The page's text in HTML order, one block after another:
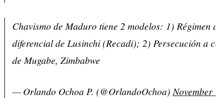
Chavismo de Maduro tiene 2 modelos: 1) Régimen
diferencial de Lusinchi (Recadi); 2) Persecución a
de Mugabe, Zimbabwe
— Orlando Ochoa P. (@OrlandoOchoa) November